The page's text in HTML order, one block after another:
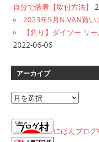
自分で装着【取付方法】
2023年5月N-VAN買い
【釣り】ダイソー リ
2022-06-06
アーカイブ
ア
カ
イ
にほんブログ